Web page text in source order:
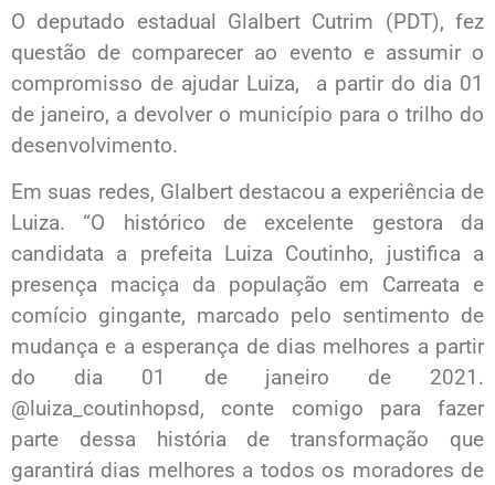
O deputado estadual Glalbert Cutrim (PDT), fez
questão de comparecer ao evento e assumir o
compromisso de ajudar Luiza, a partir do dia 01
de janeiro, a devolver o município para o trilho do
desenvolvimento.
Em suas redes, Glalbert destacou a experiência de
Luiza. “O histórico de excelente gestora da
candidata a prefeita Luiza Coutinho, justifica a
presença maciça da população em Carreata e
comício gingante, marcado pelo sentimento de
mudança e a esperança de dias melhores a partir
do dia 01 de janeiro de 2021.
@luiza_coutinhopsd, conte comigo para fazer
parte dessa história de transformação que
garantirá dias melhores a todos os moradores de